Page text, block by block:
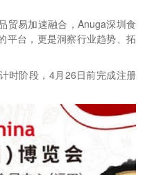
贸易加速融合，Anuga深圳食
平台，更是洞察行业趋势、拓
时阶段，4月26日前完成注册